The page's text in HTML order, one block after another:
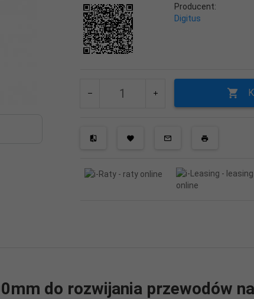
Producent:
Digitus
do rozwijania przewodów